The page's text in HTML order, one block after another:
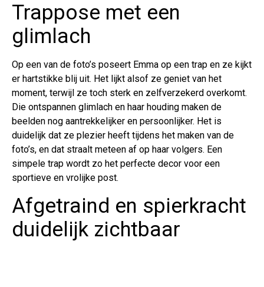
Trappose met een
glimlach
Op een van de foto’s poseert Emma op een trap en ze kijkt
er hartstikke blij uit. Het lijkt alsof ze geniet van het
moment, terwijl ze toch sterk en zelfverzekerd overkomt.
Die ontspannen glimlach en haar houding maken de
beelden nog aantrekkelijker en persoonlijker. Het is
duidelijk dat ze plezier heeft tijdens het maken van de
foto’s, en dat straalt meteen af op haar volgers. Een
simpele trap wordt zo het perfecte decor voor een
sportieve en vrolijke post.
Afgetraind en spierkracht
duidelijk zichtbaar